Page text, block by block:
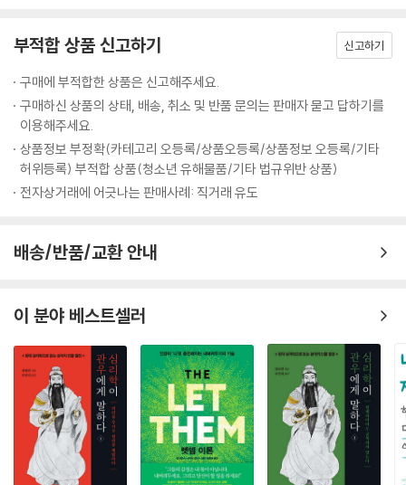
멀리 있는 물로는 발등의 불을 끄지 못한다
무모한 만용과 진정한 용기는 구분할 줄 알아야 한다
약속은 가볍게 하지 않되 한번 했으면 반드시 지킨다
현실에서는 신의信義가 헌신짝 취급을 당하기 있기 때문이다. 신의를 최
고의 덕목으로 치던 유교적 전통사회의 가치관은 뿌리째 흔들리고, 눈앞의
이해관계 때문에 약속을 헌신짝처럼 저버리는 일이 비일비재하다. 약속은
법이다. 법이 지켜져야 국가와 사회가 건강해지듯이 비록 불리한 약속이라
도 지켜야 한다. 도산島山 안창호安昌浩 선생이 한 어린이와 공원에서 만
나기로 한 약속을 지키기 위해 위험을 무릅쓰고 약속 장소로 갔다가 일경
日警에게 붙잡힌 이야기는 이제 전설이 되어버렸다.
건설하고 있었다. 현장에서 십장으로 일하던 A는, 웬만한 직원 열 사람 몫
탄을 맞은 그는 중태에 빠져 병원 중환자실에 입원했다. 사원들은 교대로
수혈을 하고 밤에는 병원으로 달려가 병상을 지켰다. 하지만 그는 나날이
기력이 떨어졌다. 그렇게 한 달이 지날 즈음, 그는 죽음을 앞두고 현장 책임
자 L에게 부탁을 남겼다.
“당신은 유능해서 틀림없이 장차 이 회사 책임자가 될 겁니다. 그때 내 가
족이 찾아가거든 모른다 하지 마시고 딱 한 번만 도와주시오.”
“그때 제가 어디서 무슨 일을 하고 있을지 모르겠지만 제 힘이 닿는 일이라
면 무엇이든 돕겠습니다. 약속합니다. 그러니 마음 놓으시고 어서 기운을
다양한 모델을 제시하면서 이를 위한 지혜와 어려운 고비를 넘기는데 필요
단락 지어 모으고, 재해석 하여 그 진리의 참수를 쉽게 들여다 볼 수 있게
하여 독자들의 수고를 덜어주고 있는 것이다.
이 책에 인용된 고전은 《사가》 《헌서》 《후한서》 《삼국지》 《채근담》 《십팔
사략》 《초한지》 《삼국지연의》 《논어》 《맹자》 《장자》 《한비자》 《손자병
법》 《순자》 등이다. 저자는 이들 고전 가운데서도 특히 《삼국지연의》와 관
련된 모든 지역을 답사하면서 보고 느낀 감정을 토대로 각 영웅들의 삶의
옥한 광야도 답사하면서 현지인들의 설명과 해설 등을 참고하면서 예전의
고사들을 재해석하면서 이 책의 중심글로 삼고 있다. 그리고 이러한 생동
우리가 놓치고 지나쳐 버린 《삶의 지혜》를, 이 책은 다시 붙잡아다가 우리
에게 되돌려주고 있는 것이다.
저자는 진정한 인생 공부란 경험을 쌓고 마음을 닦는 것이라고 하고 있다.
그러기 위해서는 고전을 통해 인류역사에 영향을 끼친 인물을 자기화 시키
고, 또한 그들로부터 얻은 간접 경험을 자신의 지혜로 승화시켜 한 차원 높
은 삶을 구가해야 한다고 저자는 이 책 속에서 외치고 있는 것이다.
부적합 상품 신고하기 신고하기
구매에 부적합한 상품은 신고해주세요.
구매하신 상품의 상태, 배송, 취소 및 반품 문의는 판매자 묻고 답하기를
이용해주세요.
상품정보 부정확(카테고리 오등록/상품오등록/상품정보 오등록/기타
허위등록) 부적합 상품(청소년 유해물품/기타 법규위반 상품)
전자상거래에 어긋나는 판매사례: 직거래 유도
배송/반품/교환 안내
이 분야 베스트셀러